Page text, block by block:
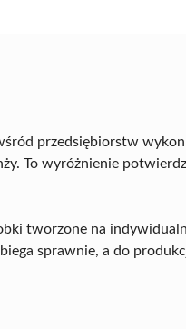
przedsiębiorstw
To wyróżnienie
tworzone na
sprawnie, a do